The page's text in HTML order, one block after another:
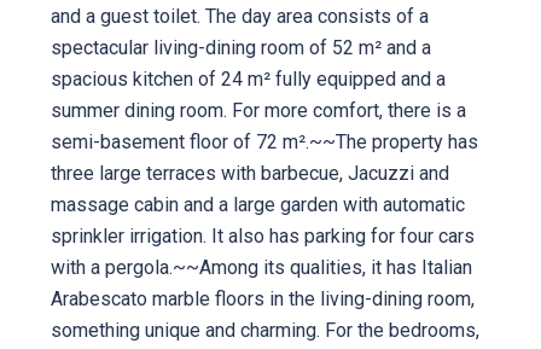
and a guest toilet. The day area consists of a
spectacular living-dining room of 52 m² and a
spacious kitchen of 24 m² fully equipped and a
summer dining room. For more comfort, there is a
semi-basement floor of 72 m².~~The property has
three large terraces with barbecue, Jacuzzi and
massage cabin and a large garden with automatic
sprinkler irrigation. It also has parking for four cars
with a pergola.~~Among its qualities, it has Italian
Arabescato marble floors in the living-dining room,
something unique and charming. For the bedrooms,